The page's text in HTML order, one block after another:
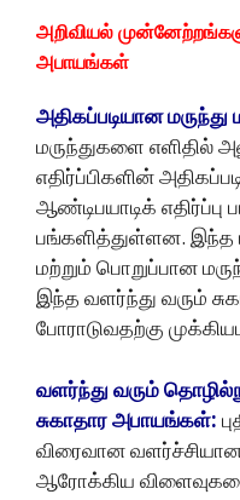
அறிவியல்
அபாயங்கள்
அதிகப்படியான மருந்து
மருந்துகளை எளிதில்
எதிர்ப்பிகளின்
ஆண்டிபயாடிக் எதிர்ப்பு
பங்களித்துள்ளன. இந்த
மற்றும் பொறுப்பான
இந்த வளர்ந்து வரும்
போராடுவதற்கு
வளர்ந்து வரும்
சுகாதார அபாயங்கள்:
விரைவான
ஆரோக்கிய